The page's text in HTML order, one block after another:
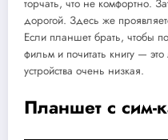
торчать, что не комфортно.
дорогой. Здесь же
Если планшет брать, чтобы
фильм и почитать книгу —
устройства очень низкая.
Планшет с сим-